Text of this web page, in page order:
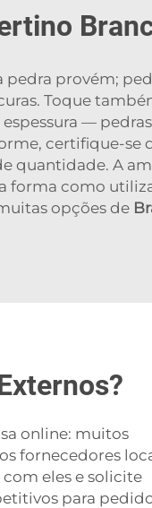
provém;
Toque
—
certifique-se
quantidade. A
forma como
opções de
online: muitos
fornecedores
eles e solicite
para